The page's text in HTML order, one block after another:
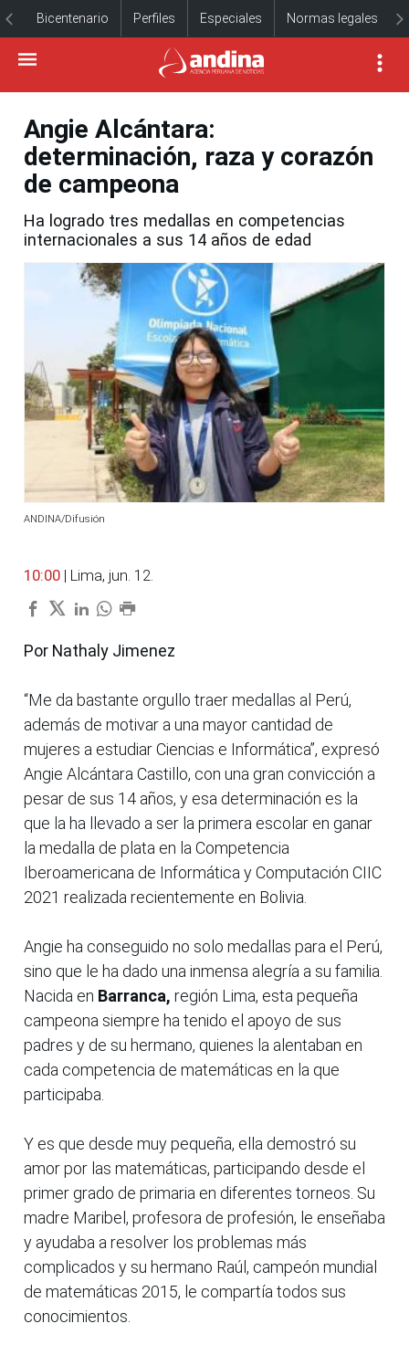
Bicentenario Perfiles Especiales Normas legales
Angie Alcántara:
determinación, raza y corazón
de campeona
Ha logrado tres medallas en competencias
internacionales a sus 14 años de edad
ANDINA/Difusión
10:00 | Lima, jun. 12.
Por Nathaly Jimenez
“Me da bastante orgullo traer medallas al Perú,
además de motivar a una mayor cantidad de
mujeres a estudiar Ciencias e Informática”, expresó
Angie Alcántara Castillo, con una gran convicción a
pesar de sus 14 años, y esa determinación es la
que la ha llevado a ser la primera escolar en ganar
la medalla de plata en la Competencia
Iberoamericana de Informática y Computación CIIC
2021 realizada recientemente en Bolivia.
Angie ha conseguido no solo medallas para el Perú,
sino que le ha dado una inmensa alegría a su familia.
Nacida en Barranca, región Lima, esta pequeña
campeona siempre ha tenido el apoyo de sus
padres y de su hermano, quienes la alentaban en
cada competencia de matemáticas en la que
participaba.
Y es que desde muy pequeña, ella demostró su
amor por las matemáticas, participando desde el
primer grado de primaria en diferentes torneos. Su
madre Maribel, profesora de profesión, le enseñaba
y ayudaba a resolver los problemas más
complicados y su hermano Raúl, campeón mundial
de matemáticas 2015, le compartía todos sus
conocimientos.